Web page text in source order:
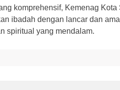
komprehensif, Kemenag
ibadah dengan lancar dan
spiritual yang mendalam.